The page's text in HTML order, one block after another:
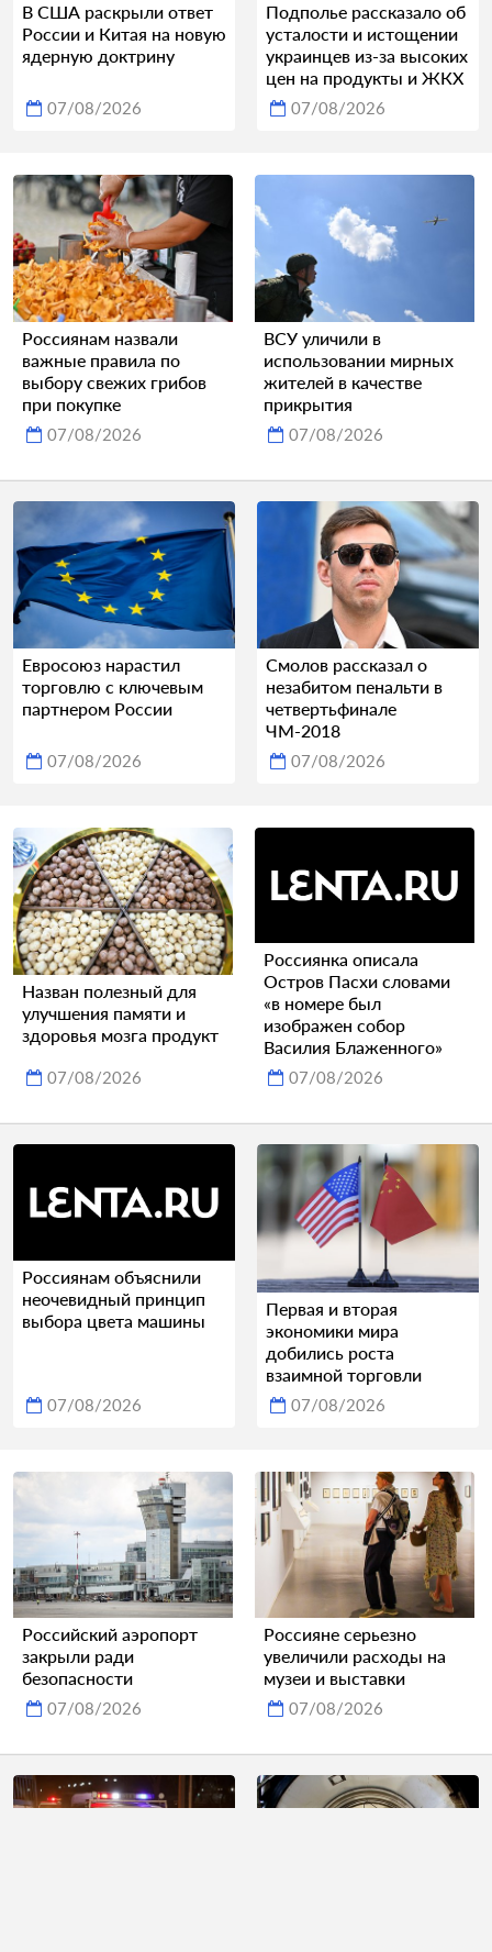
В США раскрыли ответ
России и Китая на новую
ядерную доктрину
07/08/2026
Подполье рассказало об
усталости и истощении
украинцев из-за высоких
цен на продукты и ЖКХ
07/08/2026
Россиянам назвали
важные правила по
выбору свежих грибов
при покупке
07/08/2026
ВСУ уличили в
использовании мирных
жителей в качестве
прикрытия
07/08/2026
Евросоюз нарастил
торговлю с ключевым
партнером России
07/08/2026
Смолов рассказал о
незабитом пенальти в
четвертьфинале
ЧМ-2018
07/08/2026
Назван полезный для
улучшения памяти и
здоровья мозга продукт
07/08/2026
Россиянка описала
Остров Пасхи словами
«в номере был
изображен собор
Василия Блаженного»
07/08/2026
Россиянам объяснили
неочевидный принцип
выбора цвета машины
07/08/2026
Первая и вторая
экономики мира
добились роста
взаимной торговли
07/08/2026
Российский аэропорт
закрыли ради
безопасности
07/08/2026
Россияне серьезно
увеличили расходы на
музеи и выставки
07/08/2026